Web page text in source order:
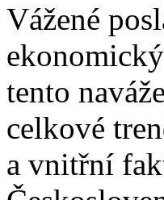
Vážené
tento
celkové
a vnitřní